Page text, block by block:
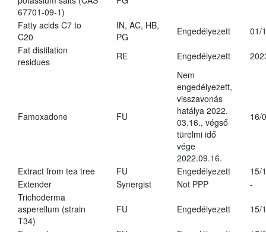
67701-09-1)
Fatty acids C7 to
C20
IN, AC, HB,
PG
Engedélyezett
01/
Fat distilation
residues
RE Engedélyezett
Famoxadone FU
Nem
engedélyezett,
visszavonás
hatálya 2022.
03.16., végső
türelmi idő
vége
2022.09.16.
16/
Extract from tea tree FU Engedélyezett
15/
Extender
Synergist Not PPP
-
Trichoderma
asperellum (strain
T34)
FU Engedélyezett 15/